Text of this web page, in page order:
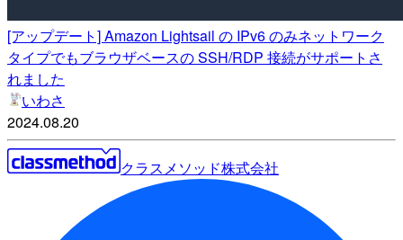
[アップデート] Amazon Lightsail の IPv6 のみネットワーク
タイプでもブラウザベースの SSH/RDP 接続がサポートさ
れました
いわさ
2024.08.20
クラスメソッド株式会社